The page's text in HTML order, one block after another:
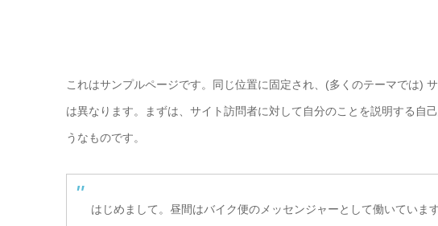
これはサンプルページです。同じ位置に固定され、(多くのテーマでは)
は異なります。まずは、サイト訪問者に対して自分のことを説明する自
うなものです。
はじめまして。昼間はバイク便のメッセンジャーとして働いていま